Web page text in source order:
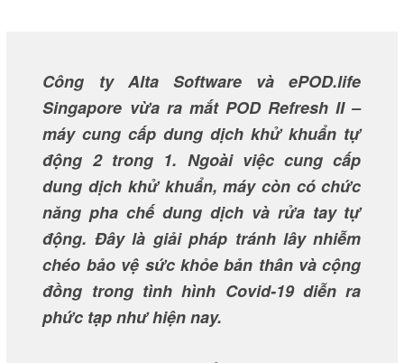
Công ty Alta Software và ePOD.life
Singapore vừa ra mắt POD Refresh II –
máy cung cấp dung dịch khử khuẩn tự
động 2 trong 1. Ngoài việc cung cấp
dung dịch khử khuẩn, máy còn có chức
năng pha chế dung dịch và rửa tay tự
động. Đây là giải pháp tránh lây nhiễm
chéo bảo vệ sức khỏe bản thân và cộng
đồng trong tình hình Covid-19 diễn ra
phức tạp như hiện nay.